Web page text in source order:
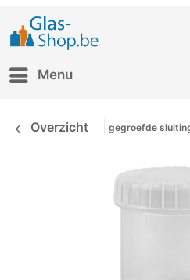
Menu
Overzicht gegroefde